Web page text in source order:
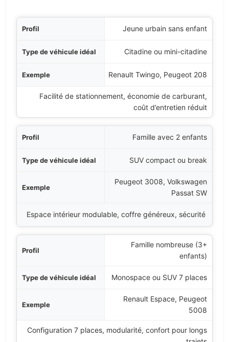
principaux
Jeune urbain sans enfant
Citadine ou mini-citadine
Renault Twingo, Peugeot 208
Facilité de stationnement, économie de carburant,
coût d’entretien réduit
Famille avec 2 enfants
SUV compact ou break
Peugeot 3008, Volkswagen
Passat SW
Espace intérieur modulable, coffre généreux, sécurité
Famille nombreuse (3+
enfants)
Monospace ou SUV 7 places
Renault Espace, Peugeot
5008
Configuration 7 places, modularité, confort pour longs